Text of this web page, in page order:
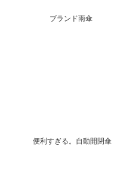
ブランド雨傘
便利すぎる。自動開閉傘